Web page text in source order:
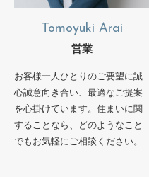
Tomoyuki Arai
営業
お客様一人ひとりのご要望に誠
心誠意向き合い、最適なご提案
を心掛けています。住まいに関
することなら、どのようなこと
でもお気軽にご相談ください。